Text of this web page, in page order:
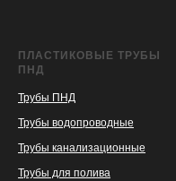
ПЛАСТИКОВЫЕ ТРУБЫ
ПНД
Трубы ПНД
Трубы водопроводные
Трубы канализационные
Трубы для полива